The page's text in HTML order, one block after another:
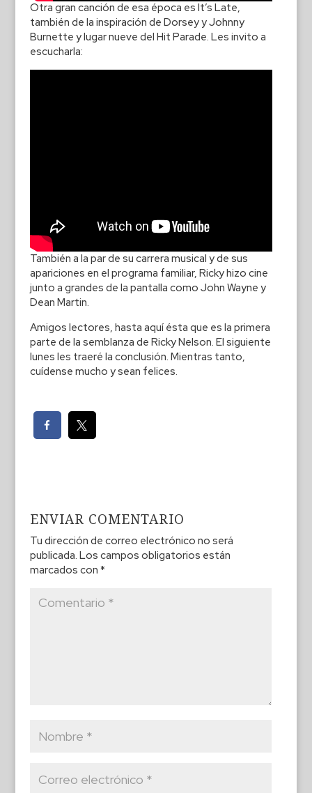
Otra gran canción de esa época es It’s Late,
también de la inspiración de Dorsey y Johnny
Burnette y lugar nueve del Hit Parade. Les invito a
escucharla:
También a la par de su carrera musical y de sus
apariciones en el programa familiar, Ricky hizo cine
junto a grandes de la pantalla como John Wayne y
Dean Martin.
Amigos lectores, hasta aquí ésta que es la primera
parte de la semblanza de Ricky Nelson. El siguiente
lunes les traeré la conclusión. Mientras tanto,
cuídense mucho y sean felices.
ENVIAR COMENTARIO
Tu dirección de correo electrónico no será
publicada. Los campos obligatorios están
marcados con *